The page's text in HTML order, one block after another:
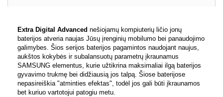
Extra Digital Advanced nešiojamų kompiuterių ličio jonų
baterijos atveria naujas Jūsų įrenginių mobilumo bei panaudojimo
galimybes. Šios serijos baterijos pagamintos naudojant naujus,
aukštos kokybės ir subalansuotų parametrų įkraunamus
SAMSUNG elementus, kurie užtikrina maksimaliai ilgą baterijos
gyvavimo trukmę bei didžiausią jos talpą. Šiose baterijose
nepasireiškia "atminties efektas", todėl jos gali būti įkraunamos
bet kuriuo vartotojui patogiu metu.